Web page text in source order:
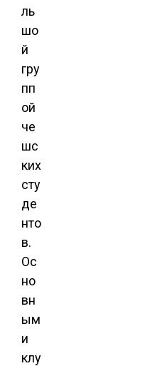
ль
шо
й
гру
пп
ой
че
шс
ких
сту
де
нто
в.
Ос
но
вн
ым
и
клу